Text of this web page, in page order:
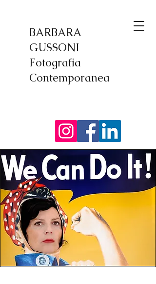
BARBARA
GUSSONI
Fotografia
Contemporanea